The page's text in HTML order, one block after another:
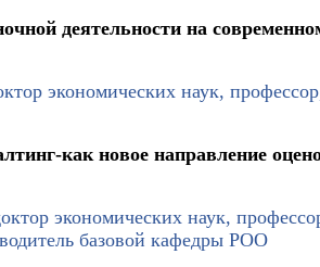
деятельности на
экономических наук,
как новое направление
экономических наук,
базовой кафедры РОО